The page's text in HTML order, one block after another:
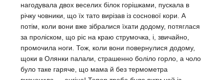
нагодувала двох веселих білок горішками, пускала в
річку човники, що їх тато вирізав із соснової кори. А
потім, коли вони вже зібралися їхати додому, потяглася
за проліском, що ріс на краю струмочка, і, звичайно,
промочила ноги. Тож, коли вони повернулися додому,
щоки в Олянки палали, страшенно боліло горло, а чоло
було таке гаряче, що мама й без термометра